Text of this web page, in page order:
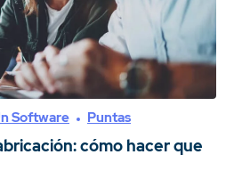
Software Puntas
cómo hacer que